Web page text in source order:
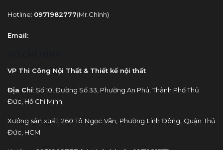
Hotline: 0971982777(Mr.Chính)
Email:
VP Thi Công Nội Thất & Thiết kế nội thất
Địa Chỉ: Số 10, Đường Số 33, Phường An Phú, Thành Phố Thủ
Đức, Hồ Chí Minh
Xưởng sản xuất: 260 Tô Ngọc Vân, Phường Linh Đông, Quận Thủ
Đức, HCM